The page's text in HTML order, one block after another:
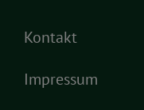
Kontakt
Impressum